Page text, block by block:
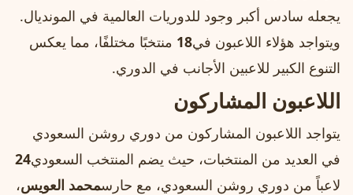
يجعله سادس أكبر وجود للدوريات العالمية في المونديال.
ويتواجد هؤلاء اللاعبون في18 منتخبًا مختلفًا، مما يعكس
التنوع الكبير للاعبين الأجانب في الدوري.
اللاعبون المشاركون
يتواجد اللاعبون المشاركون من دوري روشن السعودي
في العديد من المنتخبات، حيث يضم المنتخب السعودي24
لاعباً من دوري روشن السعودي، مع حارسمحمد العويس،